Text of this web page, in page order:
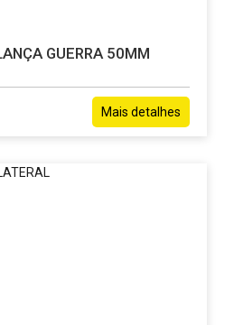
GUERRA 50MM
Mais detalhes